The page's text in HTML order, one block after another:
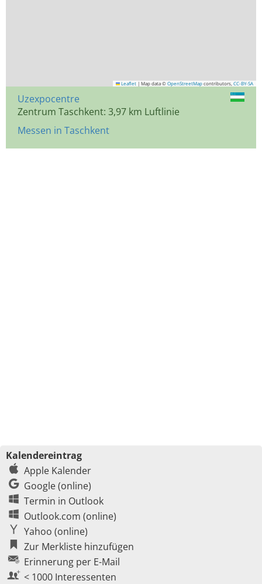
Leaflet | Map data © OpenStreetMap contributors, CC-BY-SA
Uzexpocentre
Zentrum Taschkent: 3,97 km Luftlinie
Messen in Taschkent
Kalendereintrag
Apple Kalender
Google (online)
Termin in Outlook
Outlook.com (online)
Yahoo (online)
Zur Merkliste hinzufügen
Erinnerung per E-Mail
< 1000 Interessenten